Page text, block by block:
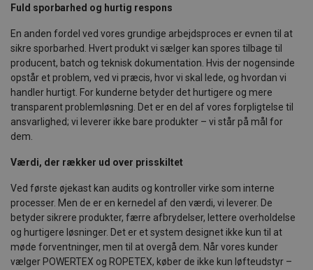
Fuld sporbarhed og hurtig respons
En anden fordel ved vores grundige arbejdsproces er evnen til at
sikre sporbarhed. Hvert produkt vi sælger kan spores tilbage til
producent, batch og teknisk dokumentation. Hvis der nogensinde
opstår et problem, ved vi præcis, hvor vi skal lede, og hvordan vi
handler hurtigt. For kunderne betyder det hurtigere og mere
transparent problemløsning. Det er en del af vores forpligtelse til
ansvarlighed; vi leverer ikke bare produkter – vi står på mål for
dem.
Værdi, der rækker ud over prisskiltet
Ved første øjekast kan audits og kontroller virke som interne
processer. Men de er en kernedel af den værdi, vi leverer. De
betyder sikrere produkter, færre afbrydelser, lettere overholdelse
og hurtigere løsninger. Det er et system designet ikke kun til at
møde forventninger, men til at overgå dem. Når vores kunder
vælger POWERTEX og ROPETEX, køber de ikke kun løfteudstyr –